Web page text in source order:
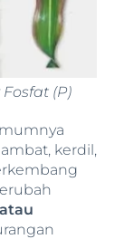
(P)
kerdil,